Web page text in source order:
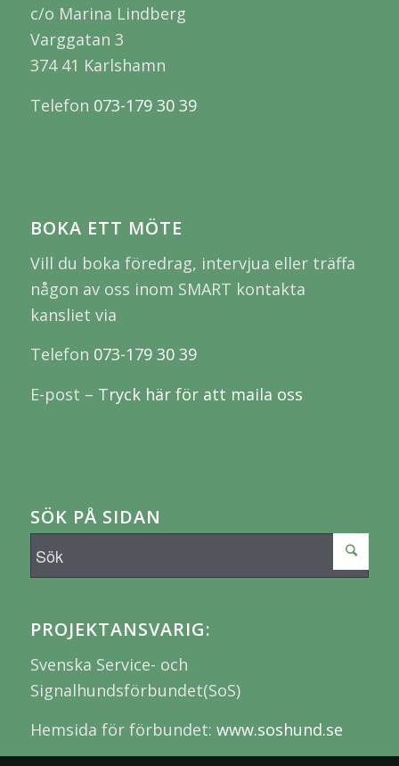
c/o Marina Lindberg
Varggatan 3
374 41 Karlshamn
Telefon 073-179 30 39
BOKA ETT MÖTE
Vill du boka föredrag, intervjua eller träffa
någon av oss inom SMART kontakta
kansliet via
Telefon 073-179 30 39
E-post – Tryck här för att maila oss
SÖK PÅ SIDAN
PROJEKTANSVARIG:
Svenska Service- och
Signalhundsförbundet(SoS)
Hemsida för förbundet: www.soshund.se